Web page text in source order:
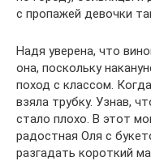
с пропажей девочки
Надя уверена, что
она, поскольку
поход с классом.
взяла трубку. Узнав,
стало плохо. В этот
радостная Оля с
разгадать короткий